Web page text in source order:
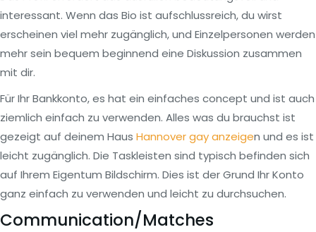
interessant. Wenn das Bio ist aufschlussreich, du wirst
erscheinen viel mehr zugänglich, und Einzelpersonen werden
mehr sein bequem beginnend eine Diskussion zusammen
mit dir.
Für Ihr Bankkonto, es hat ein einfaches concept und ist auch
ziemlich einfach zu verwenden. Alles was du brauchst ist
gezeigt auf deinem Haus Hannover gay anzeigen und es ist
leicht zugänglich. Die Taskleisten sind typisch befinden sich
auf Ihrem Eigentum Bildschirm. Dies ist der Grund Ihr Konto
ganz einfach zu verwenden und leicht zu durchsuchen.
Communication/Matches